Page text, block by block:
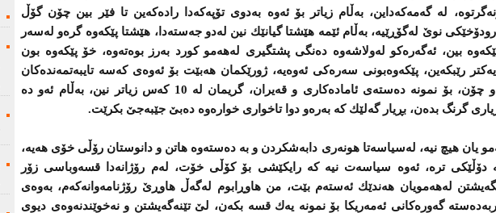
له‌ گه‌مه‌كه‌داین، بەڵام زیاتر بۆ ئه‌وه‌ به‌دوی‌ تۆپه‌كه‌دا راده‌كه‌ین تا فێر بین چۆن گۆڵ
نوێ‌ له‌گۆڕێیه‌، بەڵام ئێمه‌ هێشتا گیانێك نین له‌دو جه‌سته‌دا، هێشتا پێكه‌وه‌ گره‌و له‌سه‌ر
بین، ئه‌گه‌ره‌كو له‌ولاشه‌وه‌ ده‌نگی‌ پشتگیری‌ له‌هه‌مو كورد به‌رز بوه‌ته‌وه‌، خۆ پێكه‌وه‌ بون
رێبكه‌ین، پێكه‌وه‌بونی‌ سه‌ره‌كی‌ ئه‌وه‌یه‌، ژورێكمان هه‌بێت بۆ ئه‌وه‌ی‌ كه‌سه‌ تایبه‌تمه‌نده‌كان
بزانن چی‌ ده‌كه‌ن و چۆن، بۆ نمونه‌ ده‌سته‌ی‌ ئاماده‌كاری‌ و قه‌یران، گریمان له‌ 10 كه‌س زیاتر نین، بەڵام ئه‌و ده
گرنگ بده‌ن، بڕیار گه‌لێك كه‌ به‌رەو دوا تاخواری‌ خواره‌وه‌ ده‌بێ‌ جێبه‌جێ‌ بكرێت.
یان هیچ نیه‌، له‌سیاسه‌تا هونه‌ری‌ دابه‌شكردن و به‌ ده‌سته‌وه‌ هاتن و دانوستان رۆڵی‌ خۆی‌ هه‌یه‌،
‌دۆڵێكی‌ تره‌، ئه‌وه‌ سیاسه‌ت نیه‌ كه‌ رایكێشی‌ بۆ كۆڵی‌ خۆت، له‌م رۆژانه‌دا قسه‌وباسی‌ زۆر
له‌هه‌مویان هه‌ندێك ئه‌سته‌م بێت، من هاوڕابوم له‌گه‌ڵ هاوڕێ‌ رۆژنامه‌وانه‌كه‌م، به‌وه‌ی‌
‌گه‌وره‌كانی‌ ئه‌مه‌ریكا بۆ نمونه‌ یه‌ك قسه‌ بكه‌ن، لێ‌ تێنه‌گه‌یشتن و نه‌خوێندنه‌وه‌ی‌ دیوی‌